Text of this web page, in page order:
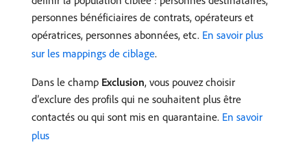
personnes bénéficiaires de contrats, opérateurs et
opératrices, personnes abonnées, etc. En savoir plus
sur les mappings de ciblage.
Dans le champ Exclusion, vous pouvez choisir
d’exclure des profils qui ne souhaitent plus être
contactés ou qui sont mis en quarantaine. En savoir
plus